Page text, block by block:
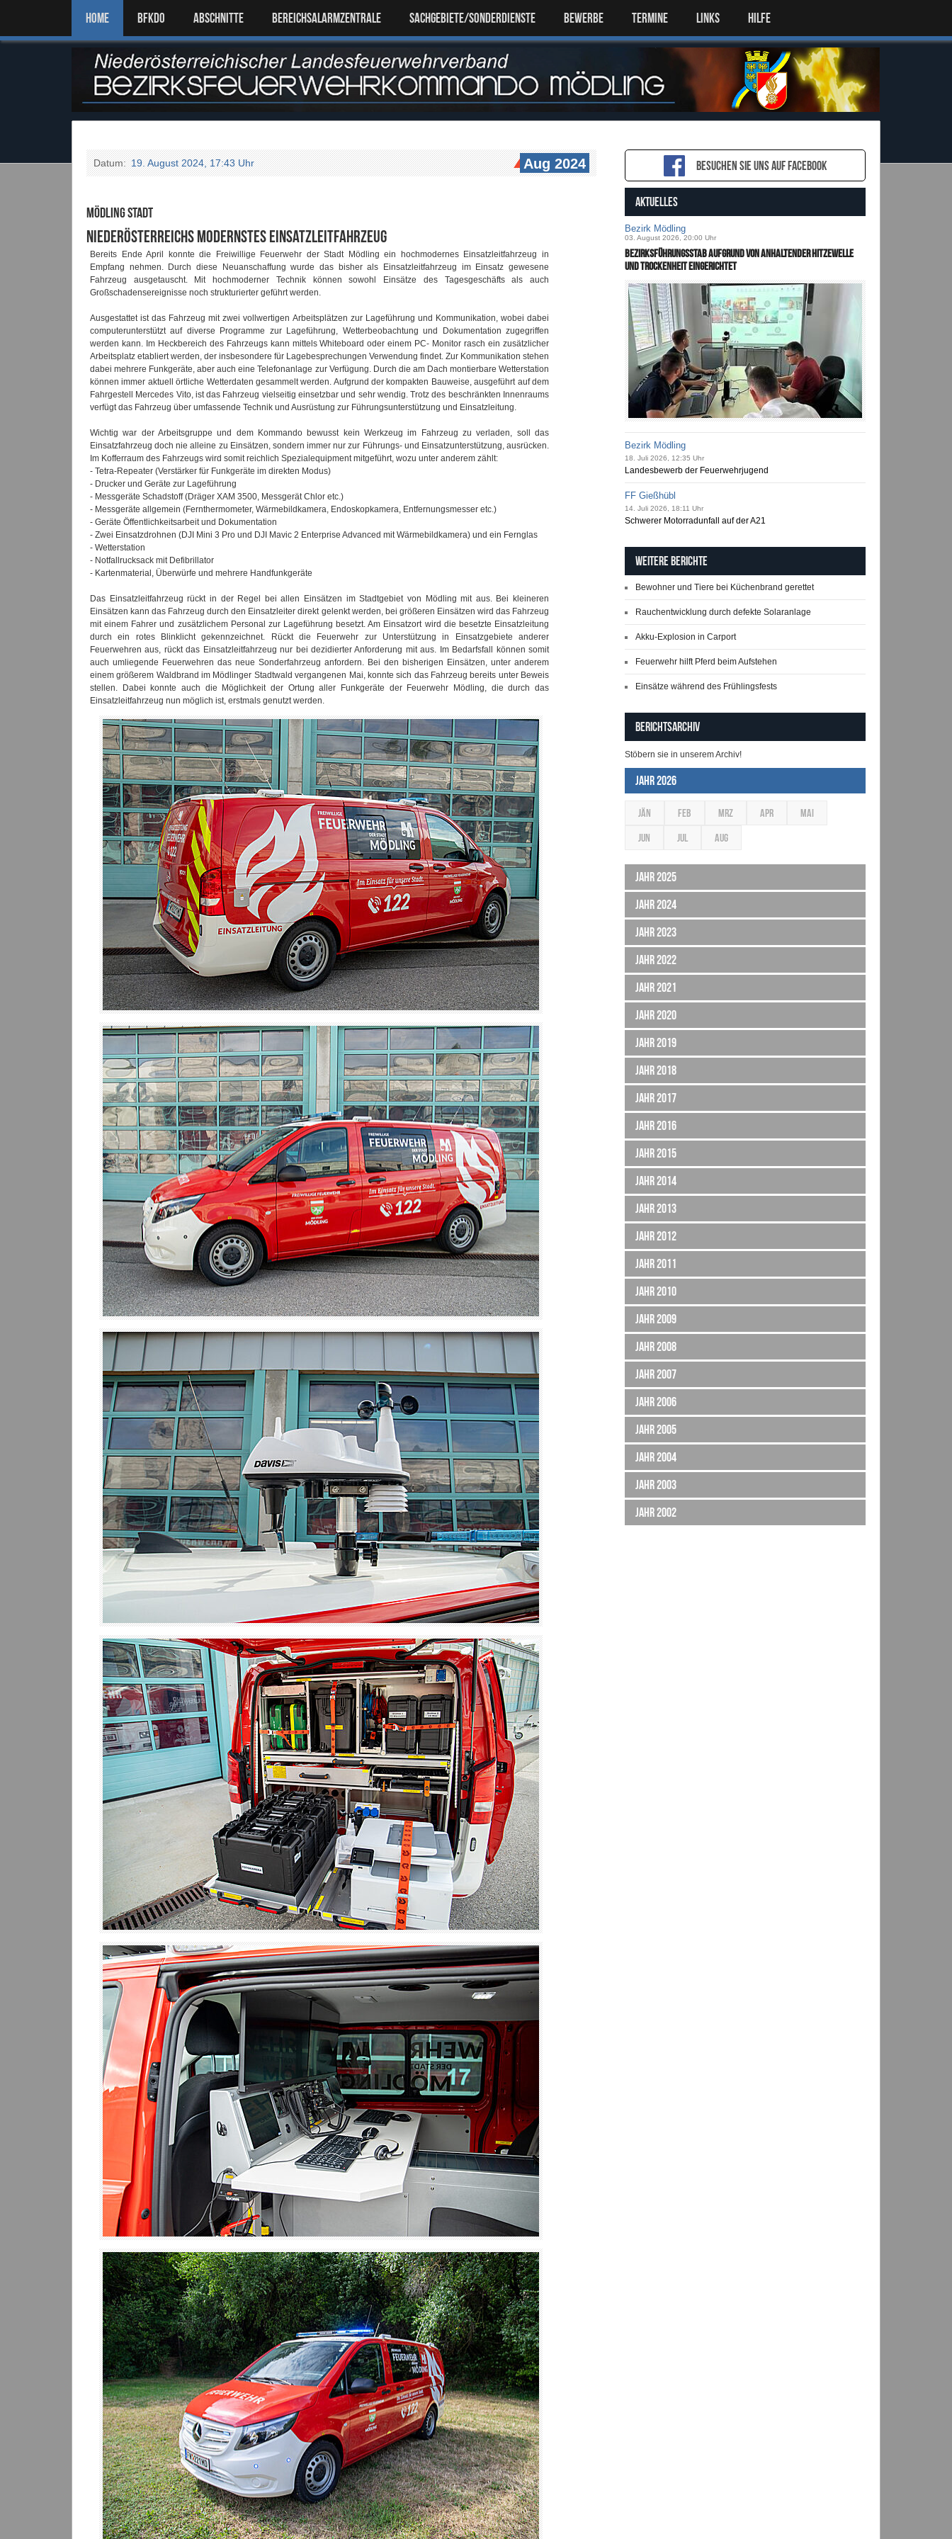
Home BFKDO ABSCHNITTE BEREICHSALARMZENTRALE SACHGEBIETE/SONDERDIENSTE Bewerbe TERMINE LINKS HILFE
Datum:19. August 2024, 17:43 Uhr Aug 2024
Mödling Stadt
Niederösterreichs modernstes Einsatzleitfahrzeug
Bereits Ende April konnte die Freiwillige Feuerwehr der Stadt Mödling ein hochmodernes Einsatzleitfahrzeug in
Empfang nehmen. Durch diese Neuanschaffung wurde das bisher als Einsatzleitfahrzeug im Einsatz gewesene
Fahrzeug ausgetauscht. Mit hochmoderner Technik können sowohl Einsätze des Tagesgeschäfts als auch
Großschadensereignisse noch strukturierter geführt werden.
Ausgestattet ist das Fahrzeug mit zwei vollwertigen Arbeitsplätzen zur Lageführung und Kommunikation, wobei dabei
computerunterstützt auf diverse Programme zur Lageführung, Wetterbeobachtung und Dokumentation zugegriffen
werden kann. Im Heckbereich des Fahrzeugs kann mittels Whiteboard oder einem PC- Monitor rasch ein zusätzlicher
Arbeitsplatz etabliert werden, der insbesondere für Lagebesprechungen Verwendung findet. Zur Kommunikation stehen
dabei mehrere Funkgeräte, aber auch eine Telefonanlage zur Verfügung. Durch die am Dach montierbare Wetterstation
können immer aktuell örtliche Wetterdaten gesammelt werden. Aufgrund der kompakten Bauweise, ausgeführt auf dem
Fahrgestell Mercedes Vito, ist das Fahrzeug vielseitig einsetzbar und sehr wendig. Trotz des beschränkten Innenraums
verfügt das Fahrzeug über umfassende Technik und Ausrüstung zur Führungsunterstützung und Einsatzleitung.
Wichtig war der Arbeitsgruppe und dem Kommando bewusst kein Werkzeug im Fahrzeug zu verladen, soll das
Einsatzfahrzeug doch nie alleine zu Einsätzen, sondern immer nur zur Führungs- und Einsatzunterstützung, ausrücken.
Im Kofferraum des Fahrzeugs wird somit reichlich Spezialequipment mitgeführt, wozu unter anderem zählt:
- Tetra-Repeater (Verstärker für Funkgeräte im direkten Modus)
- Drucker und Geräte zur Lageführung
- Messgeräte Schadstoff (Dräger XAM 3500, Messgerät Chlor etc.)
- Messgeräte allgemein (Fernthermometer, Wärmebildkamera, Endoskopkamera, Entfernungsmesser etc.)
- Geräte Öffentlichkeitsarbeit und Dokumentation
- Zwei Einsatzdrohnen (DJI Mini 3 Pro und DJI Mavic 2 Enterprise Advanced mit Wärmebildkamera) und ein Fernglas
- Wetterstation
- Notfallrucksack mit Defibrillator
- Kartenmaterial, Überwürfe und mehrere Handfunkgeräte
Das Einsatzleitfahrzeug rückt in der Regel bei allen Einsätzen im Stadtgebiet von Mödling mit aus. Bei kleineren
Einsätzen kann das Fahrzeug durch den Einsatzleiter direkt gelenkt werden, bei größeren Einsätzen wird das Fahrzeug
mit einem Fahrer und zusätzlichem Personal zur Lageführung besetzt. Am Einsatzort wird die besetzte Einsatzleitung
durch ein rotes Blinklicht gekennzeichnet. Rückt die Feuerwehr zur Unterstützung in Einsatzgebiete anderer
Feuerwehren aus, rückt das Einsatzleitfahrzeug nur bei dezidierter Anforderung mit aus. Im Bedarfsfall können somit
auch umliegende Feuerwehren das neue Sonderfahrzeug anfordern. Bei den bisherigen Einsätzen, unter anderem
einem größerem Waldbrand im Mödlinger Stadtwald vergangenen Mai, konnte sich das Fahrzeug bereits unter Beweis
stellen. Dabei konnte auch die Möglichkeit der Ortung aller Funkgeräte der Feuerwehr Mödling, die durch das
Einsatzleitfahrzeug nun möglich ist, erstmals genutzt werden.
Besuchen sie uns auf Facebook
AKTUELLES
Bezirk Mödling
03. August 2026, 20:00 Uhr
Bezirksführungsstab aufgrund von anhaltender Hitzewelle
und Trockenheit eingerichtet
Bezirk Mödling
18. Juli 2026, 12:35 Uhr
Landesbewerb der Feuerwehrjugend
FF Gießhübl
14. Juli 2026, 18:11 Uhr
Schwerer Motorradunfall auf der A21
Weitere Berichte
Bewohner und Tiere bei Küchenbrand gerettet
Rauchentwicklung durch defekte Solaranlage
Akku-Explosion in Carport
Feuerwehr hilft Pferd beim Aufstehen
Einsätze während des Frühlingsfests
Berichtsarchiv
Stöbern sie in unserem Archiv!
Jahr 2026
JÄN FEB MRZ APR MAI
JUN JUL AUG
Jahr 2025
Jahr 2024
Jahr 2023
Jahr 2022
Jahr 2021
Jahr 2020
Jahr 2019
Jahr 2018
Jahr 2017
Jahr 2016
Jahr 2015
Jahr 2014
Jahr 2013
Jahr 2012
Jahr 2011
Jahr 2010
Jahr 2009
Jahr 2008
Jahr 2007
Jahr 2006
Jahr 2005
Jahr 2004
Jahr 2003
Jahr 2002